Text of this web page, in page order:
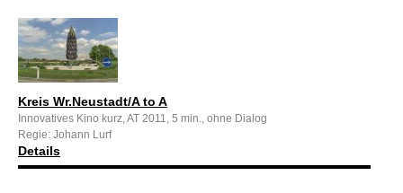
Kreis Wr.Neustadt/A to A
Innovatives Kino kurz, AT 2011, 5 min., ohne Dialog
Regie: Johann Lurf
Details